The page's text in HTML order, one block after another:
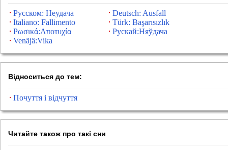
Русском: Неудача
Deutsch: Ausfall
Italiano: Fallimento
Türk: Başarısızlık
Ρωσικά:Αποτυχία
Рускай:Няўдача
Venäjä:Vika
Відноситься до тем:
Почуття і відчуття
Читайте також про такі сни